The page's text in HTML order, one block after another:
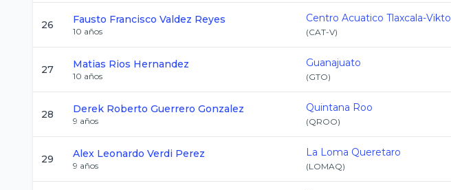
26 Fausto Francisco Valdez Reyes
10 años
Centro Acuatico Tlaxcala-Vikto
(CAT-V)
27 Matias Rios Hernandez
10 años
Guanajuato
(GTO)
28 Derek Roberto Guerrero Gonzalez
9 años
Quintana Roo
(QROO)
29 Alex Leonardo Verdi Perez
9 años
La Loma Queretaro
(LOMAQ)